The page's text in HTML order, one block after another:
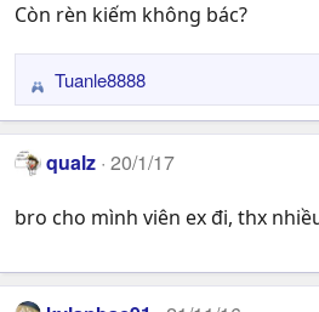
Còn rèn kiếm không bác?
R
e
a
c
i
n
s
Tuanle8888
qualz 20/1/17
bro cho mình viên ex đi, thx